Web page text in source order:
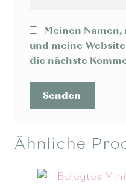
Meinen Namen,
und meine
die nächste
Ähnliche